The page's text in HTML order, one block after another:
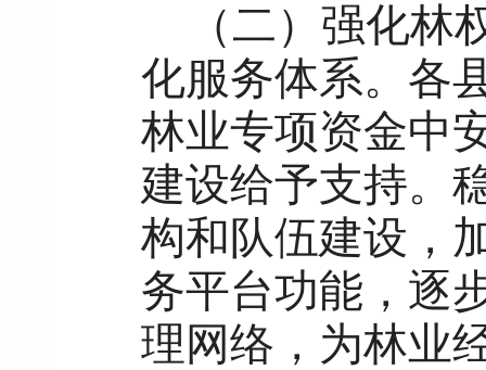
（二）强化
化服务体系。各
林业专项资金中
建设给予支持。
构和队伍建设，
务平台功能，逐
理网络，为林业